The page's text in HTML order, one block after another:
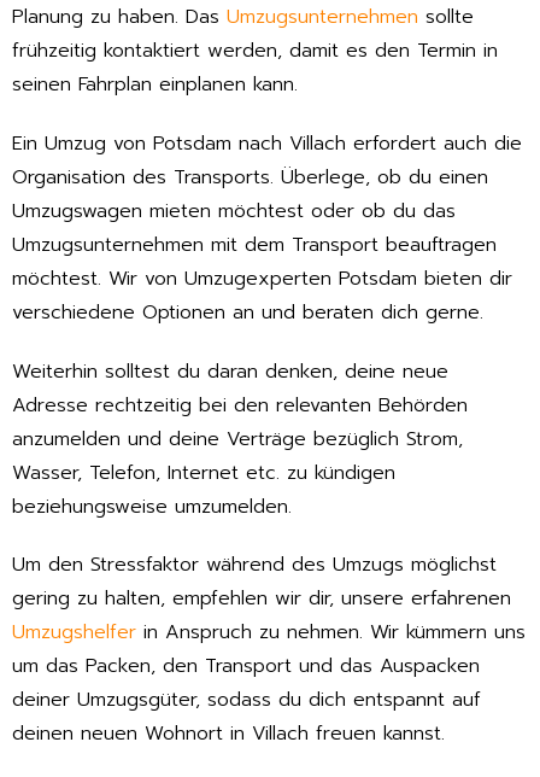
Planung zu haben. Das Umzugsunternehmen sollte
frühzeitig kontaktiert werden, damit es den Termin in
seinen Fahrplan einplanen kann.
Ein Umzug von Potsdam nach Villach erfordert auch die
Organisation des Transports. Überlege, ob du einen
Umzugswagen mieten möchtest oder ob du das
Umzugsunternehmen mit dem Transport beauftragen
möchtest. Wir von Umzugexperten Potsdam bieten dir
verschiedene Optionen an und beraten dich gerne.
Weiterhin solltest du daran denken, deine neue
Adresse rechtzeitig bei den relevanten Behörden
anzumelden und deine Verträge bezüglich Strom,
Wasser, Telefon, Internet etc. zu kündigen
beziehungsweise umzumelden.
Um den Stressfaktor während des Umzugs möglichst
gering zu halten, empfehlen wir dir, unsere erfahrenen
Umzugshelfer in Anspruch zu nehmen. Wir kümmern uns
um das Packen, den Transport und das Auspacken
deiner Umzugsgüter, sodass du dich entspannt auf
deinen neuen Wohnort in Villach freuen kannst.